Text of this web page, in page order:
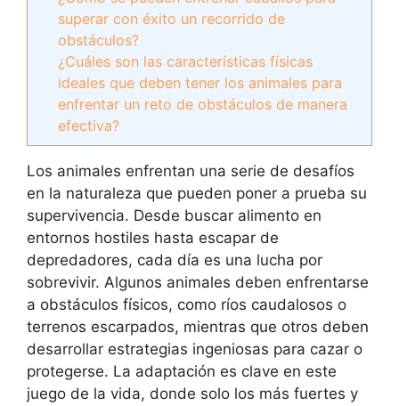
superar con éxito un recorrido de
obstáculos?
¿Cuáles son las características físicas
ideales que deben tener los animales para
enfrentar un reto de obstáculos de manera
efectiva?
Los animales enfrentan una serie de desafíos
en la naturaleza que pueden poner a prueba su
supervivencia. Desde buscar alimento en
entornos hostiles hasta escapar de
depredadores, cada día es una lucha por
sobrevivir. Algunos animales deben enfrentarse
a obstáculos físicos, como ríos caudalosos o
terrenos escarpados, mientras que otros deben
desarrollar estrategias ingeniosas para cazar o
protegerse. La adaptación es clave en este
juego de la vida, donde solo los más fuertes y